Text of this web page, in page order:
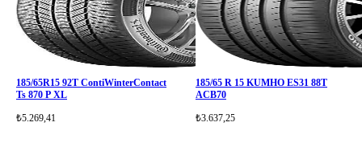
185/65R15 92T ContiWinterContact
Ts 870 P XL
₺5.269,41
185/65 R 15 KUMHO ES31 88T
ACB70
₺3.637,25